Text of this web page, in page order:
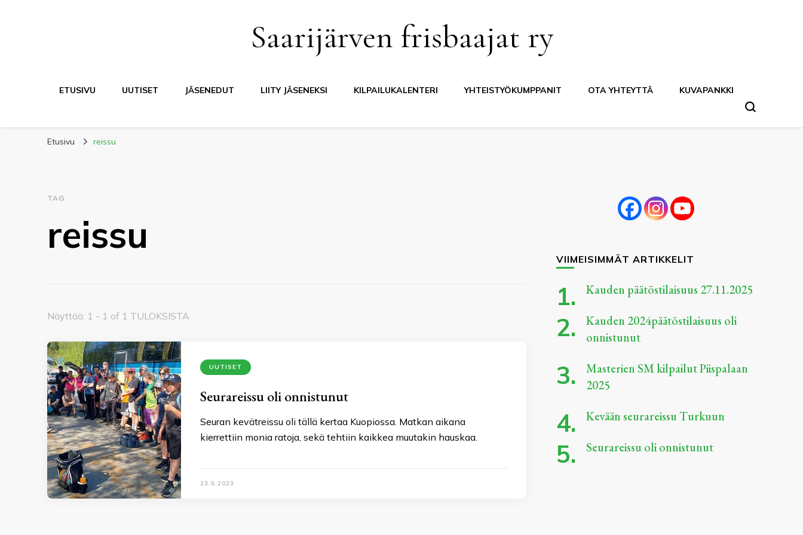
Saarijärven frisbaajat ry
ETUSIVU UUTISET JÄSENEDUT LIITY JÄSENEKSI KILPAILUKALENTERI YHTEISTYÖKUMPPANIT OTA YHTEYTTÄ KUVAPANKKI
Etusivu reissu
TAG
reissu
Näyttää: 1 - 1 of 1 TULOKSISTA
UUTISET
Seurareissu oli onnistunut
Seuran kevätreissu oli tällä kertaa Kuopiossa. Matkan aikana
kierrettiin monia ratoja, sekä tehtiin kaikkea muutakin hauskaa.
23.5.2023
VIIMEISIMMÄT ARTIKKELIT
Kauden päätöstilaisuus 27.11.2025
Kauden 2024päätöstilaisuus oli
onnistunut
Masterien SM kilpailut Piispalaan
2025
Kevään seurareissu Turkuun
Seurareissu oli onnistunut